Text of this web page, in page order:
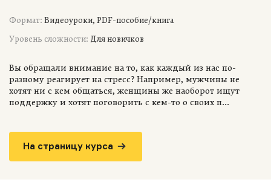
Формат: Видеоуроки, PDF-пособие/книга
Уровень сложности: Для новичков
Вы обращали внимание на то, как каждый из нас по-
разному реагирует на стресс? Например, мужчины не
хотят ни с кем общаться, женщины же наоборот ищут
поддержку и хотят поговорить с кем-то о своих п...
На страницу курса